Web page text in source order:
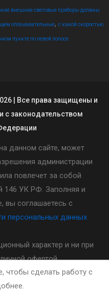
внешние световые приборы должны
опознавательные, с какой скоростью
пункте по левой полосе
| Все права защищены и
с законодательством
данном сайте, может
администрации
повлечет за собой
146 УК РФ. Заполняя и
вы соглашаетесь с
персональных данных
характер и ни при
офертой,
437(2) Гражданского
Стоимость, порядок и
сделать работу с